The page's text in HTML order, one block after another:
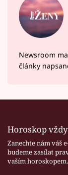
Newsroom
články
Horoskop
Zanechte nám váš
budeme zasílat
vaším horoskopem.